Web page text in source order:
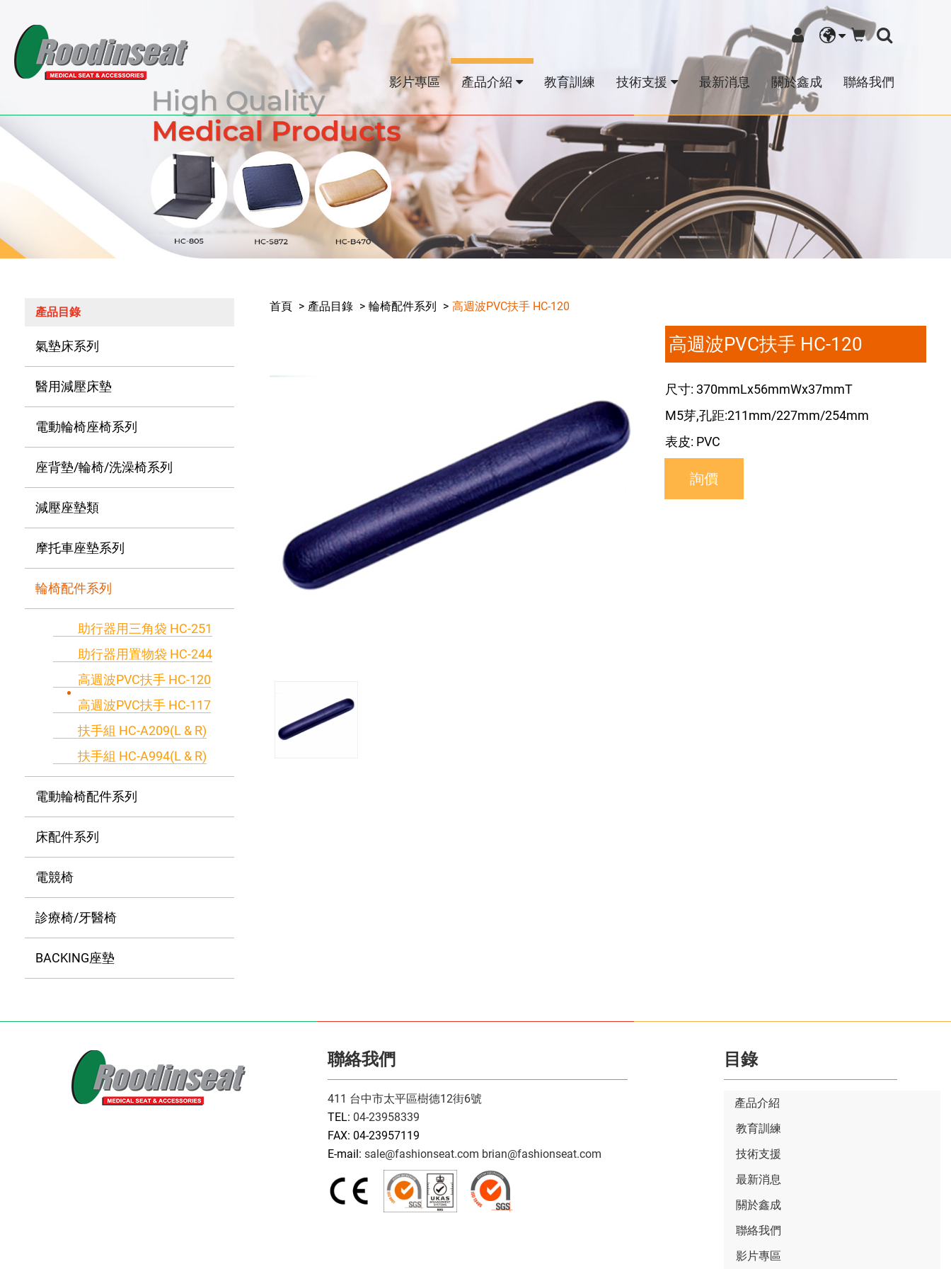
影片專區 產品介紹 教育訓練 技術支援 最新消息 關於鑫成 聯絡我們
產品目錄
氣墊床系列
醫用減壓床墊
電動輪椅座椅系列
座背墊/輪椅/洗澡椅系列
減壓座墊類
摩托車座墊系列
輪椅配件系列
助行器用三角袋 HC-251
助行器用置物袋 HC-244
高週波PVC扶手 HC-120
高週波PVC扶手 HC-117
扶手組 HC-A209(L & R)
扶手組 HC-A994(L & R)
電動輪椅配件系列
床配件系列
電競椅
診療椅/牙醫椅
BACKING座墊
首頁 產品目錄 輪椅配件系列 高週波PVC扶手 HC-120
高週波PVC扶手 HC-120
尺寸: 370mmLx56mmWx37mmT
M5芽,孔距:211mm/227mm/254mm
表皮: PVC
詢價
聯絡我們
411 台中市太平區樹德12街6號
TEL: 04-23958339
FAX: 04-23957119
E-mail: sale@fashionseat.com brian@fashionseat.com
目錄
產品介紹
教育訓練
技術支援
最新消息
關於鑫成
聯絡我們
影片專區